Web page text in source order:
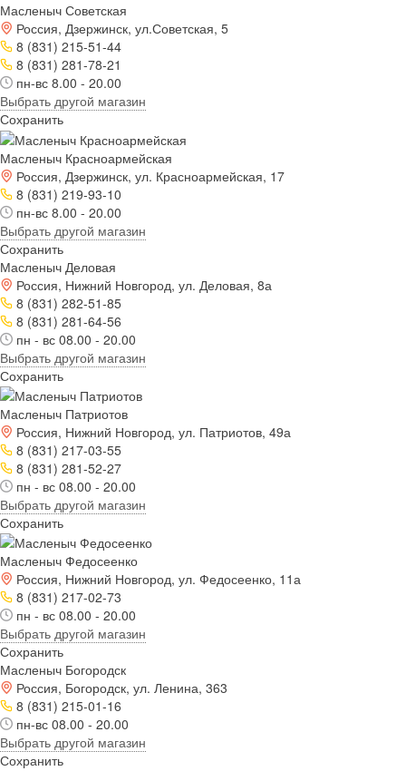
Масленыч Советская
Россия, Дзержинск, ул.Советская, 5
8 (831) 215-51-44
8 (831) 281-78-21
пн-вс 8.00 - 20.00
Выбрать другой магазин
Сохранить
Масленыч Красноармейская
Россия, Дзержинск, ул. Красноармейская, 17
8 (831) 219-93-10
пн-вс 8.00 - 20.00
Выбрать другой магазин
Сохранить
Масленыч Деловая
Россия, Нижний Новгород, ул. Деловая, 8а
8 (831) 282-51-85
8 (831) 281-64-56
пн - вс 08.00 - 20.00
Выбрать другой магазин
Сохранить
Масленыч Патриотов
Россия, Нижний Новгород, ул. Патриотов, 49а
8 (831) 217-03-55
8 (831) 281-52-27
пн - вс 08.00 - 20.00
Выбрать другой магазин
Сохранить
Масленыч Федосеенко
Россия, Нижний Новгород, ул. Федосеенко, 11а
8 (831) 217-02-73
пн - вс 08.00 - 20.00
Выбрать другой магазин
Сохранить
Масленыч Богородск
Россия, Богородск, ул. Ленина, 363
8 (831) 215-01-16
пн-вс 08.00 - 20.00
Выбрать другой магазин
Сохранить